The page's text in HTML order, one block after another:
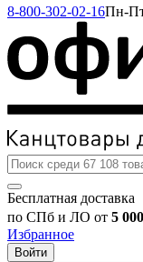
8-800-302-02-16Пн-
Бесплатная доставка
по СПб и ЛО от 5
Избранное
Войти